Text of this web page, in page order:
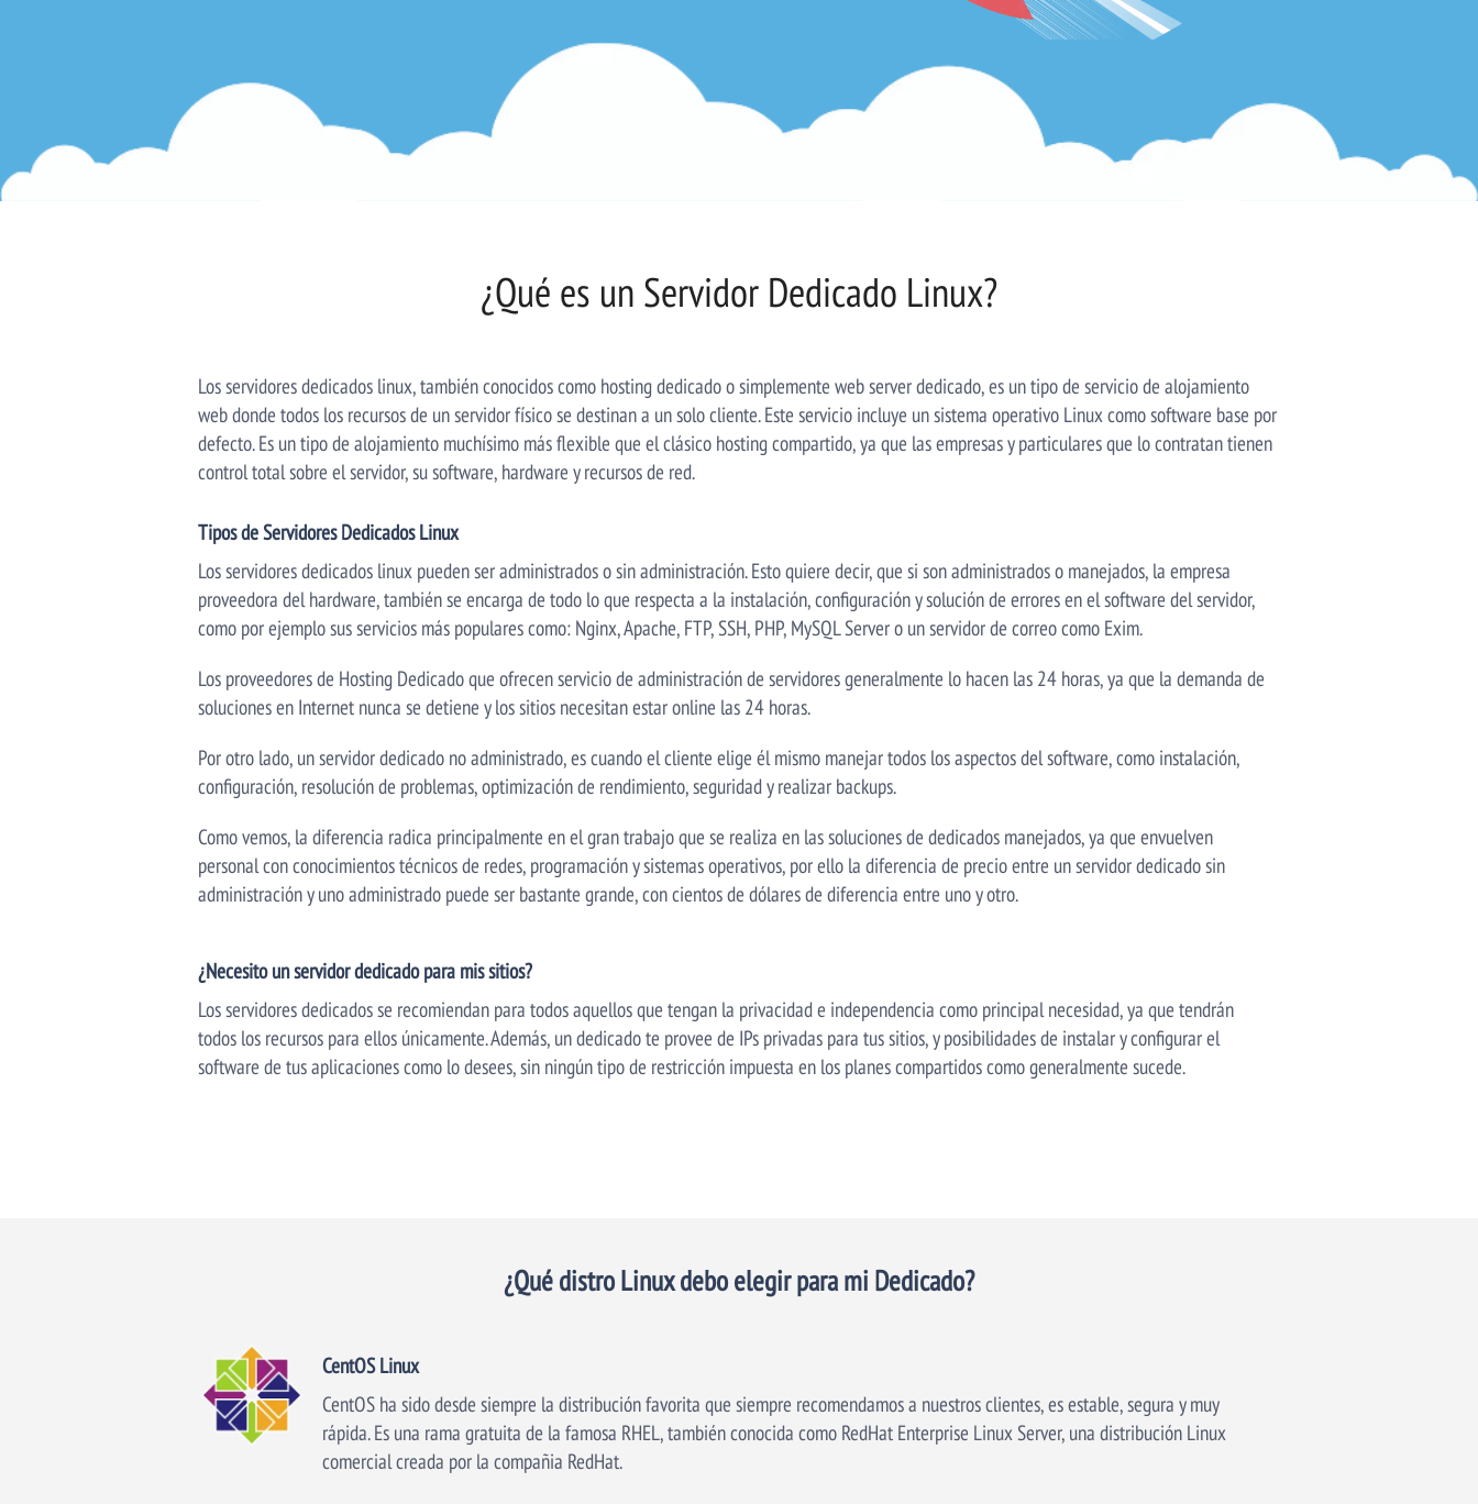
¿Qué es un Servidor Dedicado Linux?
Los servidores dedicados linux, también conocidos como hosting dedicado o simplemente web server dedicado, es un tipo de servicio de alojamiento
web donde todos los recursos de un servidor físico se destinan a un solo cliente. Este servicio incluye un sistema operativo Linux como software base por
defecto. Es un tipo de alojamiento muchísimo más flexible que el clásico hosting compartido, ya que las empresas y particulares que lo contratan tienen
control total sobre el servidor, su software, hardware y recursos de red.
Tipos de Servidores Dedicados Linux
Los servidores dedicados linux pueden ser administrados o sin administración. Esto quiere decir, que si son administrados o manejados, la empresa
proveedora del hardware, también se encarga de todo lo que respecta a la instalación, configuración y solución de errores en el software del servidor,
como por ejemplo sus servicios más populares como: Nginx, Apache, FTP, SSH, PHP, MySQL Server o un servidor de correo como Exim.
Los proveedores de Hosting Dedicado que ofrecen servicio de administración de servidores generalmente lo hacen las 24 horas, ya que la demanda de
soluciones en Internet nunca se detiene y los sitios necesitan estar online las 24 horas.
Por otro lado, un servidor dedicado no administrado, es cuando el cliente elige él mismo manejar todos los aspectos del software, como instalación,
configuración, resolución de problemas, optimización de rendimiento, seguridad y realizar backups.
Como vemos, la diferencia radica principalmente en el gran trabajo que se realiza en las soluciones de dedicados manejados, ya que envuelven
personal con conocimientos técnicos de redes, programación y sistemas operativos, por ello la diferencia de precio entre un servidor dedicado sin
administración y uno administrado puede ser bastante grande, con cientos de dólares de diferencia entre uno y otro.
¿Necesito un servidor dedicado para mis sitios?
Los servidores dedicados se recomiendan para todos aquellos que tengan la privacidad e independencia como principal necesidad, ya que tendrán
todos los recursos para ellos únicamente. Además, un dedicado te provee de IPs privadas para tus sitios, y posibilidades de instalar y configurar el
software de tus aplicaciones como lo desees, sin ningún tipo de restricción impuesta en los planes compartidos como generalmente sucede.
¿Qué distro Linux debo elegir para mi Dedicado?
CentOS Linux
CentOS ha sido desde siempre la distribución favorita que siempre recomendamos a nuestros clientes, es estable, segura y muy
rápida. Es una rama gratuita de la famosa RHEL, también conocida como RedHat Enterprise Linux Server, una distribución Linux
comercial creada por la compañia RedHat.